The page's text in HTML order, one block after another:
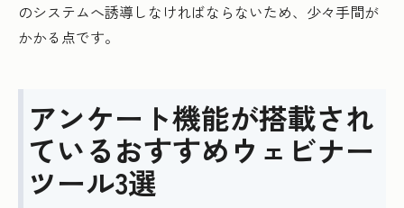
のシステムへ誘導しなければならないため、少々手間が
かかる点です。
アンケート機能が搭載され
ているおすすめウェビナー
ツール3選